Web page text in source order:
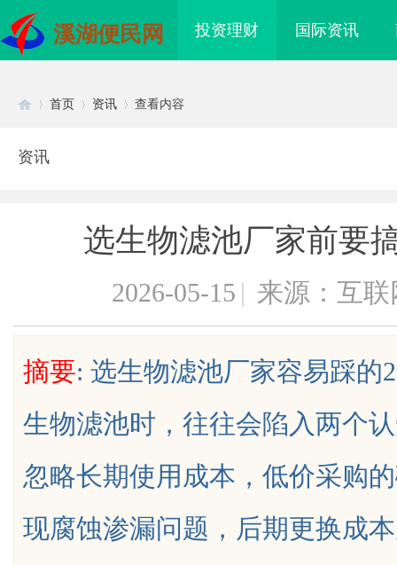
溪湖便民网 投资理财 国际资讯
uz
首页 资讯 查看内容
资讯
选生物滤池厂家前要
2026-05-15 | 来源：互联
摘要: 选生物滤池厂家容易踩的
生物滤池时，往往会陷入两个
忽略长期使用成本，低价采购
现腐蚀渗漏问题，后期更换成
他免费派单？ 究竟藏着哪些行业秘诀？